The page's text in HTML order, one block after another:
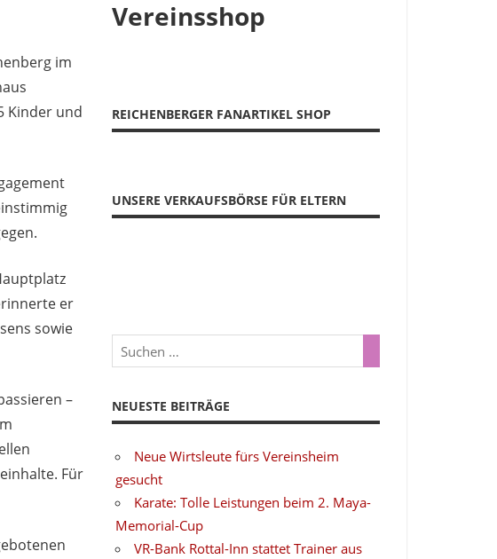
im
Kinder und
er
sowie
–
Für
Vereinsshop
REICHENBERGER FANARTIKEL SHOP
UNSERE VERKAUFSBÖRSE FÜR ELTERN
NEUESTE BEITRÄGE
Neue Wirtsleute fürs Vereinsheim
gesucht
Karate: Tolle Leistungen beim 2. Maya-
Memorial-Cup
VR-Bank Rottal-Inn stattet Trainer aus